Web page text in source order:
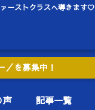
ーストクラスへ導きます♡
を募集中！
声 記事一覧